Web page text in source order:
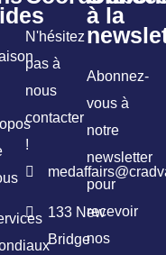
N'hésitez
pas à
nous
contacter
!
133 New
Bridge
à la
Abonnez-
vous à
notre
newsletter
pour
recevoir
nos